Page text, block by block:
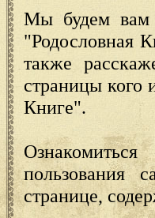
Мы будем вам
"Родословная
также
страницы кого
Книге".
пользования
странице,